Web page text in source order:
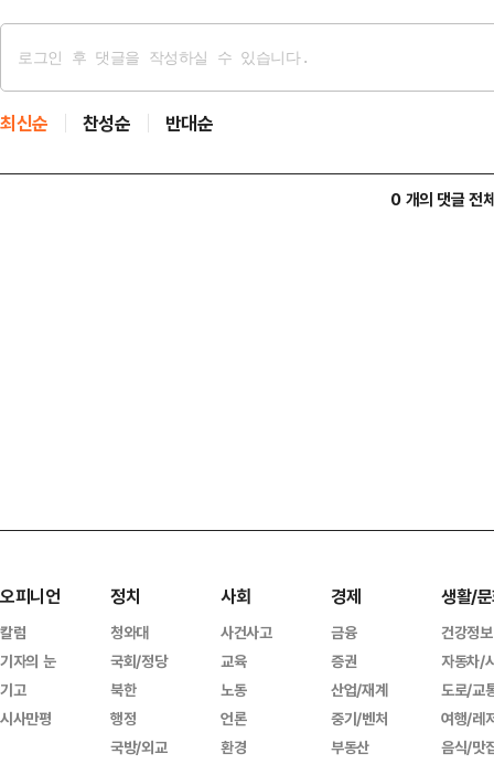
최신순 찬성순 반대순
0 개의 댓글 전
오피니언
칼럼
기자의 눈
기고
시사만평
정치
청와대
국회/정당
북한
행정
국방/외교
사회
사건사고
교육
노동
언론
환경
경제
금융
증권
산업/재계
중기/벤처
부동산
생활/
건강정보
자동차/
도로/교
여행/레
음식/맛